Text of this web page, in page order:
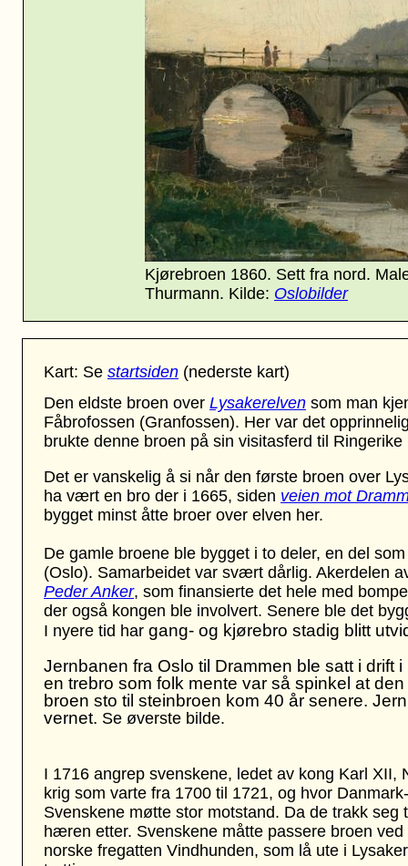
Kart: Se startsiden (nederste kart)
Den eldste broen over Lysakerelven som man
Fåbrofossen (Granfossen). Her var det
brukte denne broen på sin visitasferd til Ringerike
Det er vanskelig å si når den første broen over
ha vært en bro der i 1665, siden veien mot
bygget minst åtte broer over elven her.
De gamle broene ble bygget i to deler, en del
(Oslo). Samarbeidet var svært dårlig. Akerdelen
Peder Anker, som finansierte det hele med
der også kongen ble involvert. Senere ble det
I nyere tid har gang- og kjørebro stadig blitt
Jernbanen fra Oslo til Drammen ble satt i
en trebro som folk mente var så spinkel at
broen sto til steinbroen kom 40 år senere.
vernet. Se øverste bilde.
I 1716 angrep svenskene, ledet av kong Karl
krig som varte fra 1700 til 1721, og hvor
Svenskene møtte stor motstand. Da de trakk
hæren etter. Svenskene måtte passere broen
norske fregatten Vindhunden, som lå ute i
Kjørebroen 1860. Sett fra nord.
Thurmann. Kilde: Oslobilder